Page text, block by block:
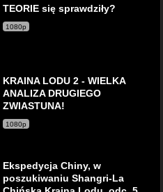
TEORIE się sprawdziły?
1080p
KRAINA LODU 2 - WIELKA
ANALIZA DRUGIEGO
ZWIASTUNA!
1080p
Ekspedycja Chiny, w
poszukiwaniu Shangri-La